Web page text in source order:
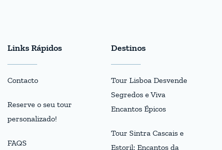
Links Rápidos
Contacto
Reserve o seu tour
personalizado!
FAQS
Destinos
Tour Lisboa Desvende
Segredos e Viva
Encantos Épicos
Tour Sintra Cascais e
Estoril: Encantos da